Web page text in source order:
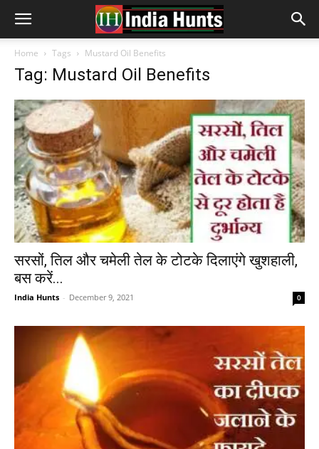
Home Tags Mustard Oil Benefits
Tag: Mustard Oil Benefits
सरसों, तिल और चमेली तेल के टोटके दिलाएंगे खुशहाली,
बस करें...
India Hunts - December 9, 2021 0